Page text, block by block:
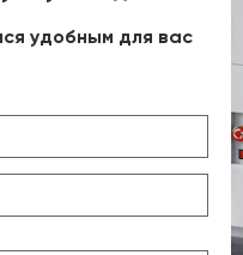
удобным для вас